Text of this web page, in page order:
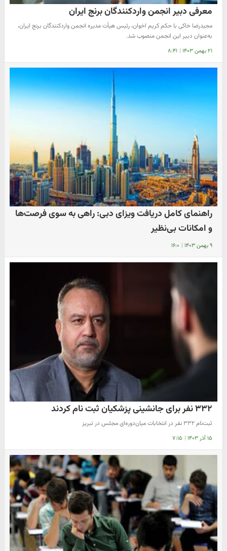
معرفی دبیر انجمن واردکنندگان برنج ایران
مجیدرضا خاکی با حکم کریم اخوان، رئیس هیأت مدیره انجمن واردکنندگان برنج ایران،
به‌عنوان دبیر این انجمن منصوب شد.
۲۱ بهمن ۱۴۰۳ | ۸:۴۱
راهنمای کامل دریافت ویزای دبی: راهی به سوی فرصت‌ها
و امکانات بی‌نظیر
۹ بهمن ۱۴۰۳ | ۱۶:۰
۳۳۲ نفر برای جانشینی پزشکیان ثبت نام کردند
ثبت‌نام ۳۳۲ نفر در انتخابات میان‌دوره‌ای مجلس در تبریز
۱۵ آذر ۱۴۰۳ | ۷:۱۵